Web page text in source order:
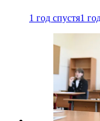
1 год спустя1